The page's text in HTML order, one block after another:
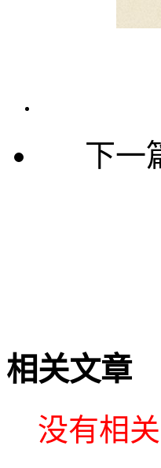
下一
相关文章
没有相